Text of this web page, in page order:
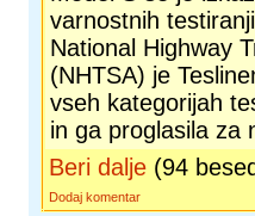
varnostnih
National Highway
(NHTSA) je
vseh kategorijah
in ga proglasila za
Beri dalje (94
Dodaj komentar